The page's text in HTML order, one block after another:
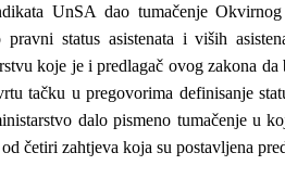
UnSA dao tumačenje
status asistenata i viših
koje je i predlagač ovog zakona
tačku u pregovorima definisanje
dalo pismeno tumačenje u
četiri zahtjeva koja su postavljena